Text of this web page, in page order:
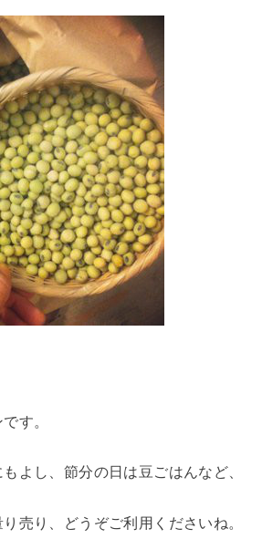
す。
よし、節分の日は豆ごはんなど、
売り、どうぞご利用くださいね。